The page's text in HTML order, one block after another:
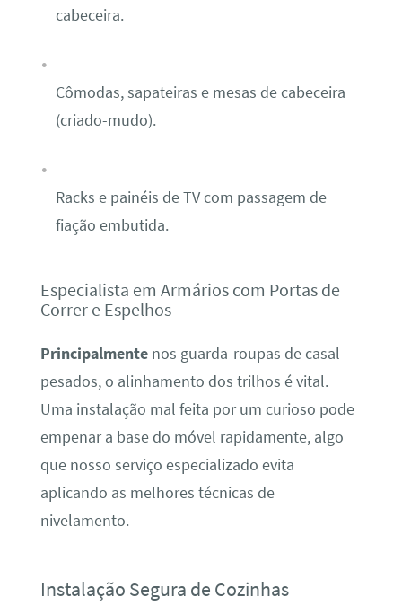
cabeceira.
Cômodas, sapateiras e mesas de cabeceira
(criado-mudo).
Racks e painéis de TV com passagem de
fiação embutida.
Especialista em Armários com Portas de
Correr e Espelhos
Principalmentenos guarda-roupas de casal
pesados, o alinhamento dos trilhos é vital.
Uma instalação mal feita por um curioso pode
empenar a base do móvel rapidamente, algo
que nosso serviço especializado evita
aplicando as melhores técnicas de
nivelamento.
Instalação Segura de Cozinhas